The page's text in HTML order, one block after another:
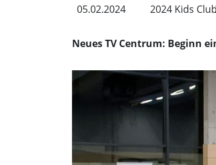
05.02.2024 2024 Kids
Neues TV Centrum: Beginn